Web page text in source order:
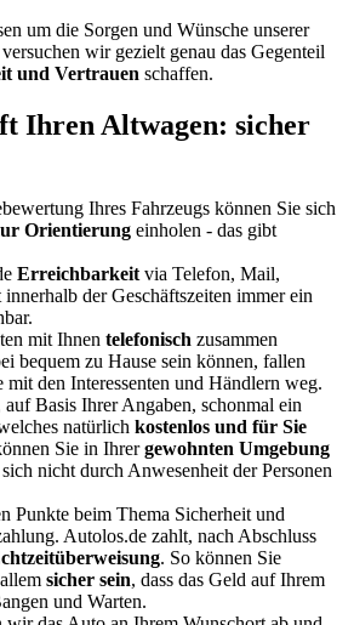
um die Sorgen und Wünsche unserer
wir gezielt genau das Gegenteil
und Vertrauen schaffen.
Ihren Altwagen: sicher
Ihres Fahrzeugs können Sie sich
Orientierung einholen - das gibt
Erreichbarkeitvia Telefon, Mail,
der Geschäftszeiten immer ein
mit Ihnen telefonisch zusammen
bequem zu Hause sein können, fallen
den Interessenten und Händlern weg.
Basis Ihrer Angaben, schonmal ein
natürlich kostenlos und für Sie
Sie in Ihrergewohnten Umgebung
nicht durch Anwesenheit der Personen
Punkte beim Thema Sicherheit und
Autolos.de zahlt, nach Abschluss
. So können Sie
sicher sein, dass das Geld auf Ihrem
und Warten.